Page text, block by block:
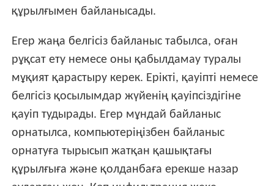
құрылғымен байланысады.
Егер жаңа белгісіз байланыс табылса, оған
рұқсат ету немесе оны қабылдамау туралы
мұқият қарастыру керек. Ерікті, қауіпті немесе
белгісіз қосылымдар жүйенің қауіпсіздігіне
қауіп тудырады. Егер мұндай байланыс
орнатылса, компьютеріңізбен байланыс
орнатуға тырысып жатқан қашықтағы
құрылғыға және қолданбаға ерекше назар